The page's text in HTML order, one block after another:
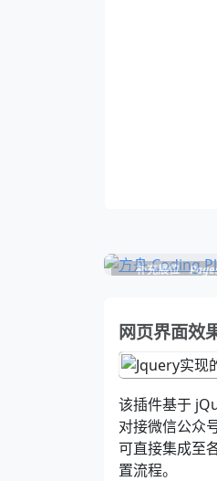
补充展位
网页界面效
该插件基于
对接微信公众
可直接集成至
置流程。